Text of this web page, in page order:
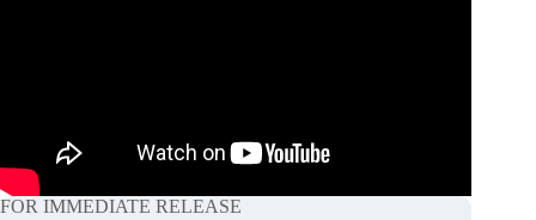
FOR IMMEDIATE RELEASE